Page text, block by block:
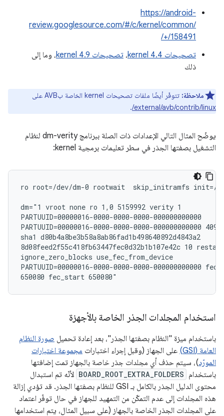
https://android-
review.googlesource.com/#/c/kernel/common/
+/158491/
تصحيحات kernel 4.4
، تصحيحات kernel 4.9
، وما إلى
ذلك
ملاحظة: تتوفّر أيضًا ملفات تصحيحات kernel الخاصة بAVB على
external/avb/contrib/linux/
.
يوضّح المثال التالي الإعدادات ذات الصلة ببرنامج dm-verity لنظام
التشغيل بصفتها الجذر في سطر تعليمات برمجية kernel:
ro root=/dev/dm-0 rootwait  skip_initramfs init=/
dm="1 vroot none ro 1,0 5159992 verity 1
PARTUUID=00000016-0000-0000-0000-000000000000
PARTUUID=00000016-0000-0000-0000-000000000000
sha1 d80b4a8be3b58a8ab86fad1b498640892d4843a2
8d08feed2f55c418fb63447fec0d32b1b107e42c 10
ignore_zero_blocks use_fec_from_device
PARTUUID=00000016-0000-0000-0000-000000000000
650080 fec_start 650080"
استخدام المجلدات الجذر الخاصة بالأجهزة
باستخدام ميزة "النظام بصفتها الجذر"، بعد إعادة تحميل صورة النظام
العامة (GSI)
على الجهاز (وقبل إجراء اختبارات مجموعة اختبارات
المورّد)، سيتم حذف أي مجلدات جذر خاصة بالجهاز تمت إضافتها
باستخدام BOARD_ROOT_EXTRA_FOLDERS لأنّه تم استبدال
محتوى الدليل الجذر بالكامل بـ GSI للنظام بصفتها الجذر. قد تؤدي إزالة
هذه المجلدات إلى عدم التمكّن من التمهيد للجهاز في حال توفّر اعتماد
على المجلدات الجذر الخاصة بالجهاز (على سبيل المثال، يتم استخدامها